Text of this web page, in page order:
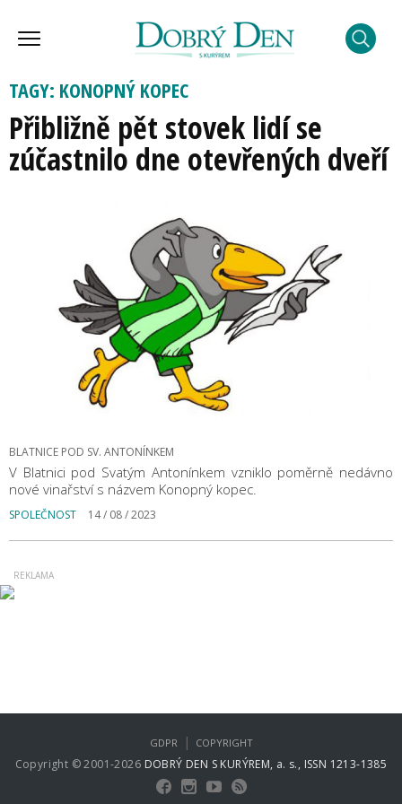
TAGY: KONOPNÝ KOPEC
Přibližně pět stovek lidí se
zúčastnilo dne otevřených dveří
BLATNICE POD SV. ANTONÍNKEM
V Blatnici pod Svatým Antonínkem vzniklo poměrně nedávno
nové vinařství s názvem Konopný kopec.
SPOLEČNOST 14 / 08 / 2023
Copyright © 2001-2026 DOBRÝ DEN S KURÝREM, a. s., ISSN 1213-1385
GDPR | COPYRIGHT